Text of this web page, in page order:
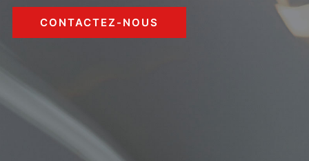
CONTACTEZ-NOUS